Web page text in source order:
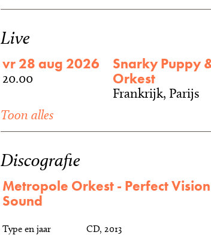
Live
vr 28 aug 2026
20.00
Snarky Puppy
Orkest
Frankrijk, Parijs
Toon alles
Discografie
Metropole Orkest - Perfect
Sound
Type en jaar
CD, 2013